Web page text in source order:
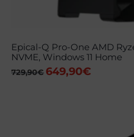
Epical-Q Pro-One AMD
NVME, Windows 11 Home
729,90€ El
649,90€